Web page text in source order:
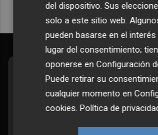
Suscríbete al
Todos los días a primera
¡Quiero
del dispositivo. Sus
solo a este sitio web.
pueden basarse en el
lugar del consentimiento;
oponerse enConfiguración
Puede retirar su
cualquier momento en
cookies.Política de